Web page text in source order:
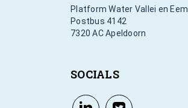
Platform Water Vallei en Eem
Postbus 4142
7320 AC Apeldoorn
SOCIALS